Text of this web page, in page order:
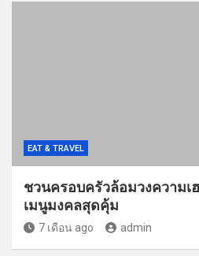
EAT & TRAVEL
ชวนครอบครัวล้อมวงความเ
เมนูมงคลสุดคุ้ม
7 เดือน ago admin